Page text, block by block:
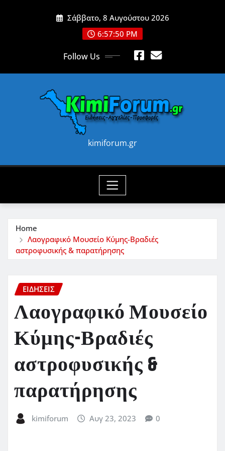
Σάββατο, 8 Αυγούστου 2026
6:57:52 PM
Follow Us
kimiforum.gr
Home
Λαογραφικό Μουσείο Κύμης-Βραδιές
αστροφυσικής & παρατήρησης
ΕΙΔΗΣΕΙΣ
Λαογραφικό Μουσείο
Κύμης-Βραδιές
αστροφυσικής &
παρατήρησης
kimiforum Αυγ 23, 2023 0